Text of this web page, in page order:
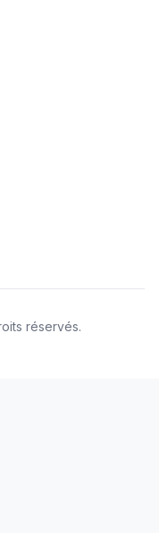
réservés.